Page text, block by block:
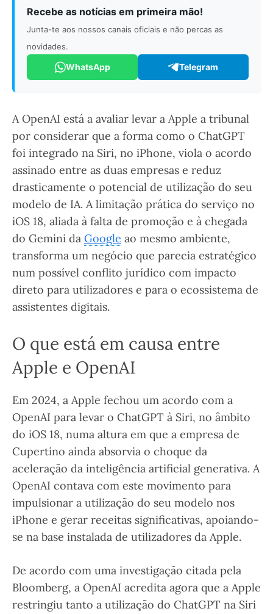
Recebe as notícias em primeira mão!
Junta-te aos nossos canais oficiais e não percas as
novidades.
WhatsApp Telegram
A OpenAI está a avaliar levar a Apple a tribunal
por considerar que a forma como o ChatGPT
foi integrado na Siri, no iPhone, viola o acordo
assinado entre as duas empresas e reduz
drasticamente o potencial de utilização do seu
modelo de IA. A limitação prática do serviço no
iOS 18, aliada à falta de promoção e à chegada
do Gemini da Google ao mesmo ambiente,
transforma um negócio que parecia estratégico
num possível conflito jurídico com impacto
direto para utilizadores e para o ecossistema de
assistentes digitais.
O que está em causa entre
Apple e OpenAI
Em 2024, a Apple fechou um acordo com a
OpenAI para levar o ChatGPT à Siri, no âmbito
do iOS 18, numa altura em que a empresa de
Cupertino ainda absorvia o choque da
aceleração da inteligência artificial generativa. A
OpenAI contava com este movimento para
impulsionar a utilização do seu modelo nos
iPhone e gerar receitas significativas, apoiando-
se na base instalada de utilizadores da Apple.
De acordo com uma investigação citada pela
Bloomberg, a OpenAI acredita agora que a Apple
restringiu tanto a utilização do ChatGPT na Siri